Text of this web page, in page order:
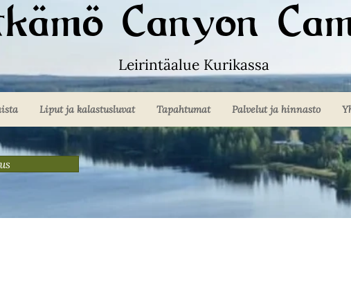
Liput ja kalastusluvat Tapahtumat Palvelut ja hinnasto
Canyon
Leirintäalue Kurikassa